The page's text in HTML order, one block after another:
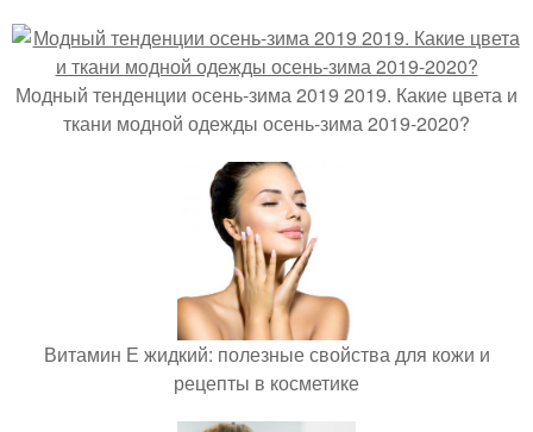
Модный тенденции осень-зима 2019 2019. Какие цвета и
ткани модной одежды осень-зима 2019-2020?
Витамин Е жидкий: полезные свойства для кожи и
рецепты в косметике